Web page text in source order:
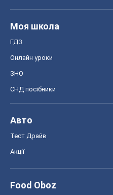
Моя школа
ГДЗ
Онлайн уроки
ЗНО
СНД посібники
Авто
Тест Драйв
Акції
Food Oboz